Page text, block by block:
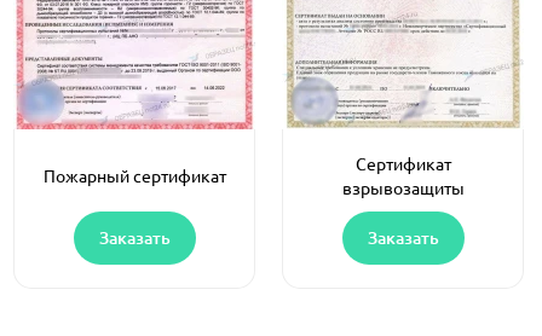
Пожарный сертификат
Заказать
Сертификат
взрывозащиты
Заказать